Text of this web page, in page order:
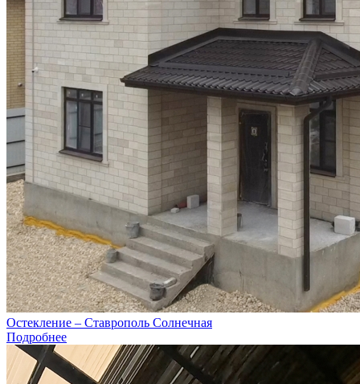
Остекление – Ставрополь Солнечная
Подробнее